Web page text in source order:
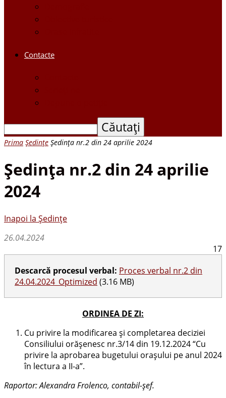
Contacte
Prima Ședințe Şedinţa nr.2 din 24 aprilie 2024
Şedinţa nr.2 din 24 aprilie
2024
Inapoi la Ședințe
26.04.2024
17
Descarcă procesul verbal: Proces verbal nr.2 din
24.04.2024_Optimized (3.16 MB)
ORDINEA DE ZI:
Cu privire la modificarea şi completarea deciziei
Consiliului orăşenesc nr.3/14 din 19.12.2024 “Cu
privire la aprobarea bugetului oraşului pe anul 2024
în lectura a II-a”.
Raportor: Alexandra Frolenco, contabil-șef.